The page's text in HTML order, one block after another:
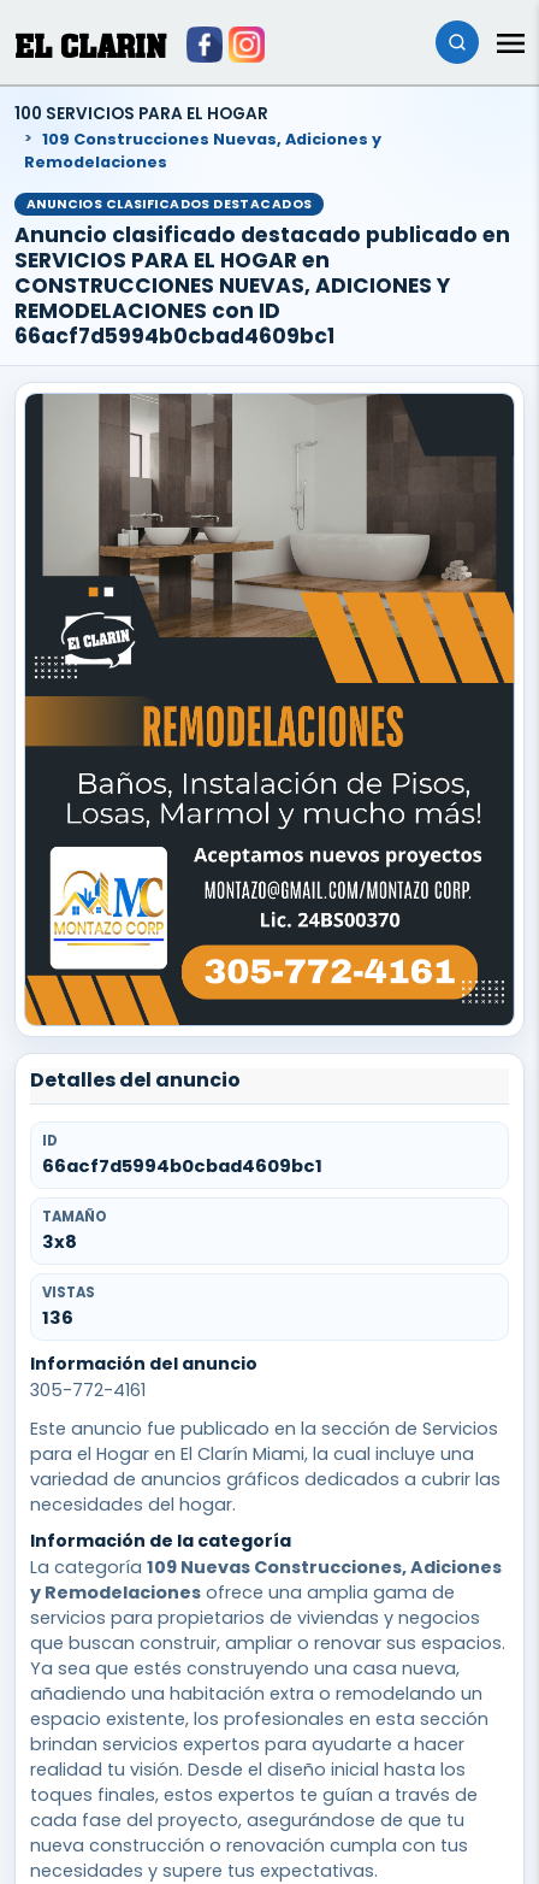
EL CLARIN
100 SERVICIOS PARA EL HOGAR
109 Construcciones Nuevas, Adiciones y
Remodelaciones
ANUNCIOS CLASIFICADOS DESTACADOS
Anuncio clasificado destacado publicado en
SERVICIOS PARA EL HOGAR en
CONSTRUCCIONES NUEVAS, ADICIONES Y
REMODELACIONES con ID
66acf7d5994b0cbad4609bc1
Detalles del anuncio
ID
66acf7d5994b0cbad4609bc1
TAMAÑO
3x8
VISTAS
136
Información del anuncio
305-772-4161
Este anuncio fue publicado en la sección de Servicios
para el Hogar en El Clarín Miami, la cual incluye una
variedad de anuncios gráficos dedicados a cubrir las
necesidades del hogar.
Información de la categoría
La categoría 109 Nuevas Construcciones, Adiciones
y Remodelaciones ofrece una amplia gama de
servicios para propietarios de viviendas y negocios
que buscan construir, ampliar o renovar sus espacios.
Ya sea que estés construyendo una casa nueva,
añadiendo una habitación extra o remodelando un
espacio existente, los profesionales en esta sección
brindan servicios expertos para ayudarte a hacer
realidad tu visión. Desde el diseño inicial hasta los
toques finales, estos expertos te guían a través de
cada fase del proyecto, asegurándose de que tu
nueva construcción o renovación cumpla con tus
necesidades y supere tus expectativas.